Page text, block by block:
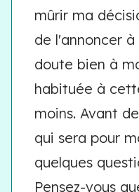
mûrir ma
de l'annoncer
doute bien à
habituée à
moins. Avant
qui sera pour
quelques
Pensez-vous